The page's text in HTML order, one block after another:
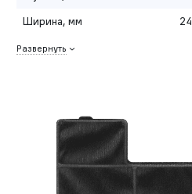
Ширина, мм
Развернуть